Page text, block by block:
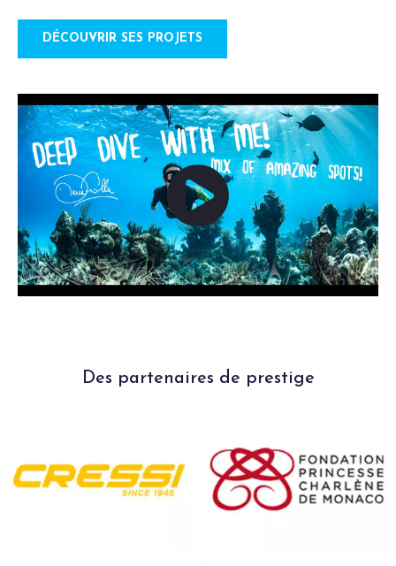
DÉCOUVRIR SES PROJETS
Des partenaires de prestige